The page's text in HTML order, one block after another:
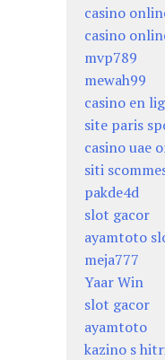
casino
casino
mvp789
mewah99
casino en
site paris
casino uae
siti
pakde4d
slot gacor
ayamtoto
meja777
Yaar Win
slot gacor
ayamtoto
kazino s